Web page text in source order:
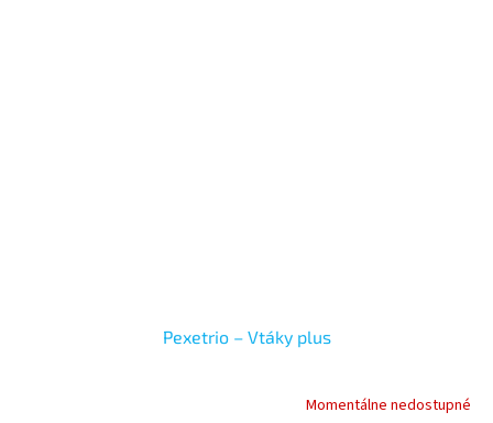
Pexetrio – Vtáky plus
Momentálne nedostupné